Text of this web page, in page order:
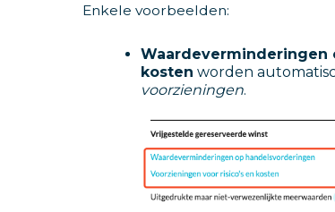
Enkele voorbeelden:
Waardeverminderingen
kosten worden
voorzieningen.